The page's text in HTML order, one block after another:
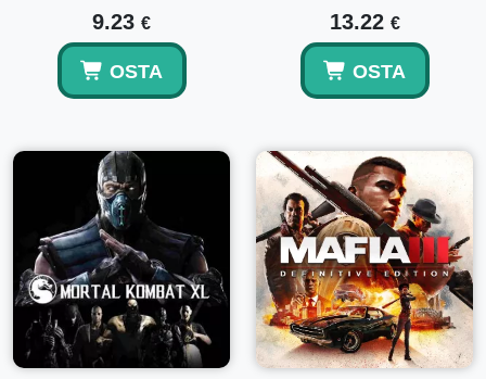
9.23 €
OSTA
13.22 €
OSTA